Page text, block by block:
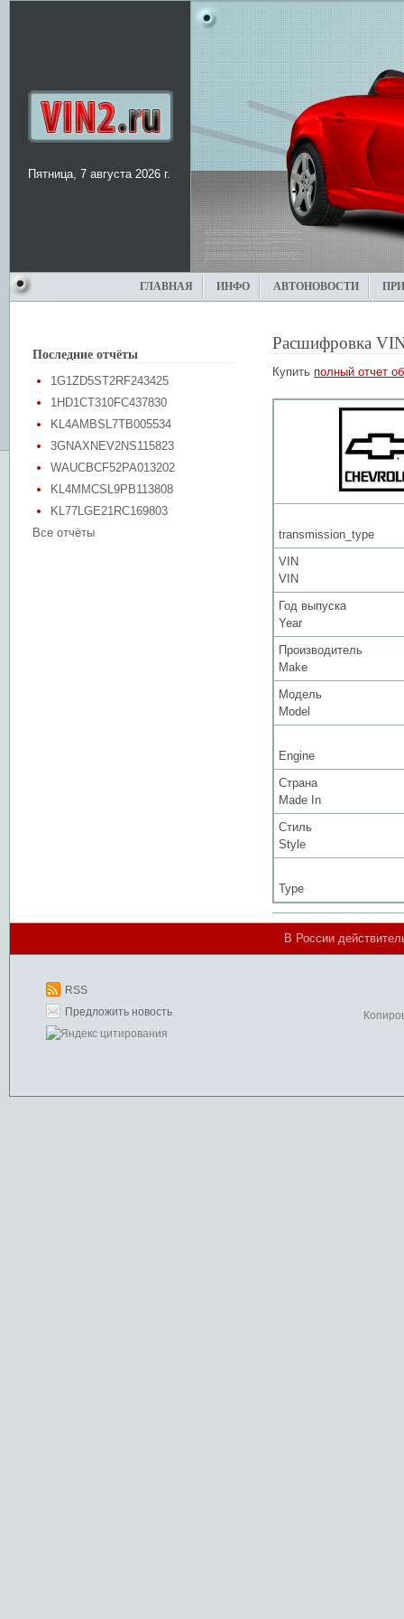
Пятница, 7 августа 2026 г.
ГЛАВНАЯ ИНФО АВТОНОВОСТИ
Последние отчёты
1G1ZD5ST2RF243425
1HD1CT310FC437830
KL4AMBSL7TB005534
3GNAXNEV2NS115823
WAUCBCF52PA013202
KL4MMCSL9PB113808
KL77LGE21RC169803
Все отчёты
Расшифровка
Купить полный отчет
transmission_type
VIN
VIN
Год выпуска
Year
Производитель
Make
Модель
Model
Engine
Страна
Made In
Стиль
Style
Type
В России
RSS
Предложить новость